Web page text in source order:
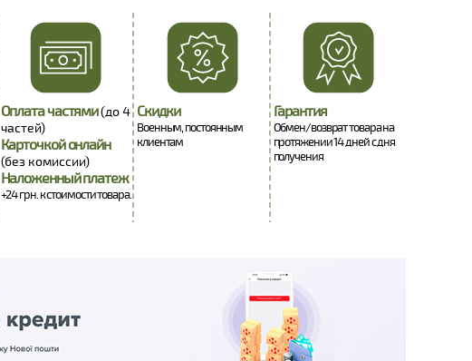
Оплата частями(до 4
частей)
Карточкой онлайн
(без комиссии)
Наложенный платеж
+24 грн. к стоимости товара.
Скидки
Военным, постоянным
клиентам
Гарантия
Обмен/возврат товара на
протяжении 14 дней с дня
получения